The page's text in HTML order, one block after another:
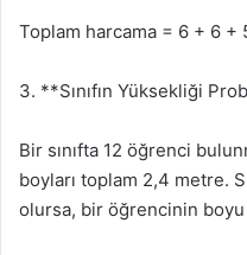
Toplam harcama = 6 + 6 +
3. **Sınıfın Yüksekliği
Bir sınıfta 12 öğrenci
boyları toplam 2,4 metre.
olursa, bir öğrencinin